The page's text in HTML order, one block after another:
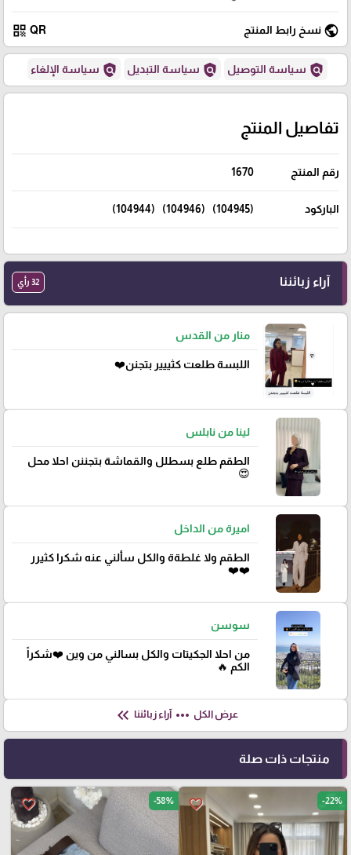
public نسخ رابط المنتج QR
qr_code
policy سياسة التوصيل policy سياسة التبديل policy سياسة الإلغاء
تفاصيل المنتج
رقم المنتج 1670
الباركود (104945) (104946) (104944)
آراء زبائننا 32 رأي
منار من القدس
اللبسة طلعت كثييير بتجنن❤️
لينا من نابلس
الطقم طلع بسطلل والقماشة بتجننن احلا محل
😍
اميرة من الداخل
الطقم ولا غلطةة والكل سألني عنه شكرا كثيرر
❤️❤️
سوسن
من احلا الجكيتات والكل بسالني من وين ❤️شكراً
الكم 🔥
عرض الكل more_horiz آراء زبائننا keyboard_double_arrow_left
منتجات ذات صلة
favorite_border -22%
favorite_border -58%